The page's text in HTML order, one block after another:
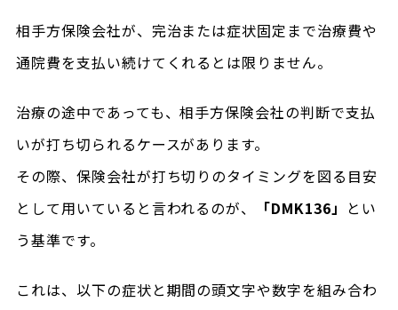
相手方保険会社が、完治または症状固定まで治療費や
通院費を支払い続けてくれるとは限りません。
治療の途中であっても、相手方保険会社の判断で支払
いが打ち切られるケースがあります。
その際、保険会社が打ち切りのタイミングを図る目安
として用いていると言われるのが、
「DMK136」 とい
う基準です。
これは、以下の症状と期間の頭文字や数字を組み合わ